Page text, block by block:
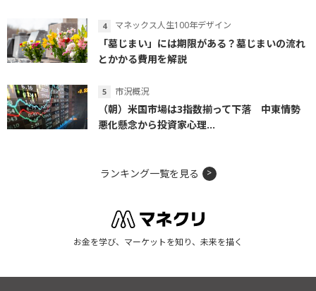
マネックス人生100年デザイン
「墓じまい」には期限がある？墓じまいの流れ
とかかる費用を解説
市況概況
（朝）米国市場は3指数揃って下落 中東情勢
悪化懸念から投資家心理...
ランキング一覧を見る
お金を学び、マーケットを知り、未来を描く